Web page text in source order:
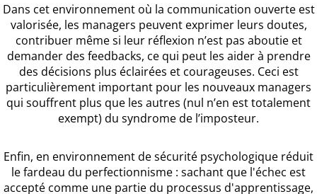
Dans cet environnement où la communication ouverte est
valorisée, les managers peuvent exprimer leurs doutes,
contribuer même si leur réflexion n’est pas aboutie et
demander des feedbacks, ce qui peut les aider à prendre
des décisions plus éclairées et courageuses. Ceci est
particulièrement important pour les nouveaux managers
qui souffrent plus que les autres (nul n’en est totalement
exempt) du syndrome de l’imposteur.
Enfin, en environnement de sécurité psychologique réduit
le fardeau du perfectionnisme : sachant que l'échec est
accepté comme une partie du processus d'apprentissage,